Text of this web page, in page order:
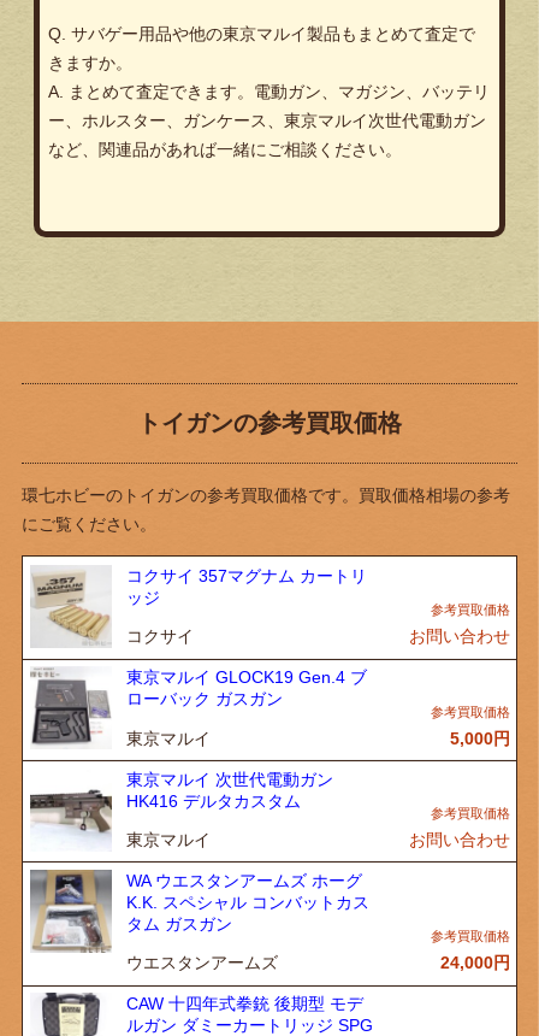
Q. サバゲー用品や他の東京マルイ製品もまとめて査定で
きますか。
A. まとめて査定できます。電動ガン、マガジン、バッテリ
ー、ホルスター、ガンケース、東京マルイ次世代電動ガン
など、関連品があれば一緒にご相談ください。
トイガンの参考買取価格
環七ホビーのトイガンの参考買取価格です。買取価格相場の参考
にご覧ください。
コクサイ 357マグナム カートリ
ッジ
コクサイ お問い合わせ
東京マルイ GLOCK19 Gen.4 ブ
ローバック ガスガン
東京マルイ 5,000円
東京マルイ 次世代電動ガン
HK416 デルタカスタム
東京マルイ お問い合わせ
WA ウエスタンアームズ ホーグ
K.K. スペシャル コンバットカス
タム ガスガン
ウエスタンアームズ 24,000円
CAW 十四年式拳銃 後期型 モデ
ルガン ダミーカートリッジ SPG